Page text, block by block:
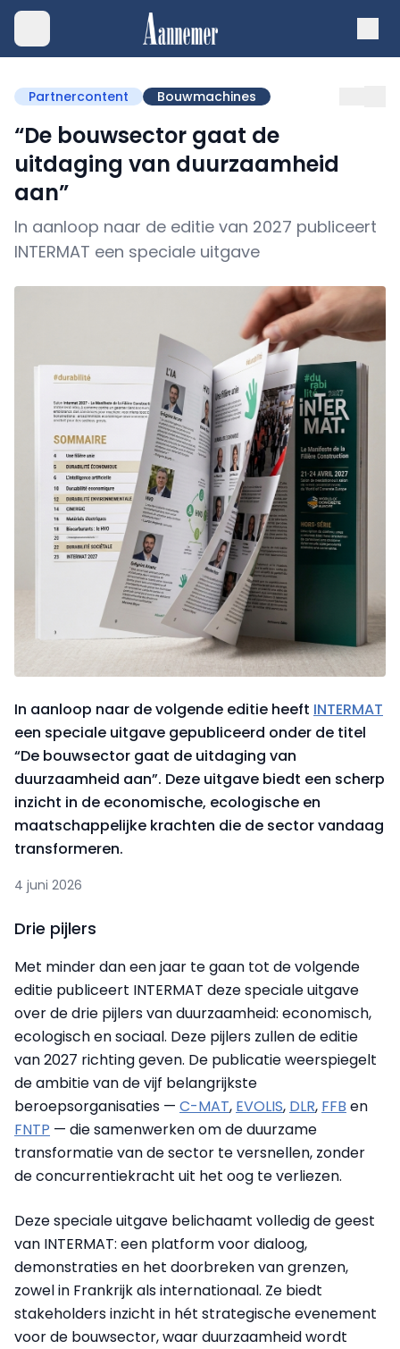
Partnercontent Bouwmachines
“De bouwsector gaat de
uitdaging van duurzaamheid
aan”
In aanloop naar de editie van 2027 publiceert
INTERMAT een speciale uitgave
In aanloop naar de volgende editie heeft INTERMAT
een speciale uitgave gepubliceerd onder de titel
“De bouwsector gaat de uitdaging van
duurzaamheid aan”. Deze uitgave biedt een scherp
inzicht in de economische, ecologische en
maatschappelijke krachten die de sector vandaag
transformeren.
4 juni 2026
Drie pijlers
Met minder dan een jaar te gaan tot de volgende
editie publiceert INTERMAT deze speciale uitgave
over de drie pijlers van duurzaamheid: economisch,
ecologisch en sociaal. Deze pijlers zullen de editie
van 2027 richting geven. De publicatie weerspiegelt
de ambitie van de vijf belangrijkste
beroepsorganisaties — C-MAT, EVOLIS, DLR, FFB en
FNTP — die samenwerken om de duurzame
transformatie van de sector te versnellen, zonder
de concurrentiekracht uit het oog te verliezen.
Deze speciale uitgave belichaamt volledig de geest
van INTERMAT: een platform voor dialoog,
demonstraties en het doorbreken van grenzen,
zowel in Frankrijk als internationaal. Ze biedt
stakeholders inzicht in hét strategische evenement
voor de bouwsector, waar duurzaamheid wordt